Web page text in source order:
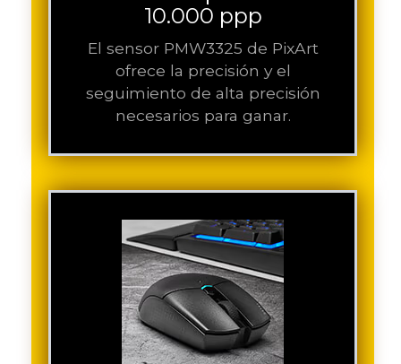
10.000 ppp
El sensor PMW3325 de PixArt
ofrece la precisión y el
seguimiento de alta precisión
necesarios para ganar.